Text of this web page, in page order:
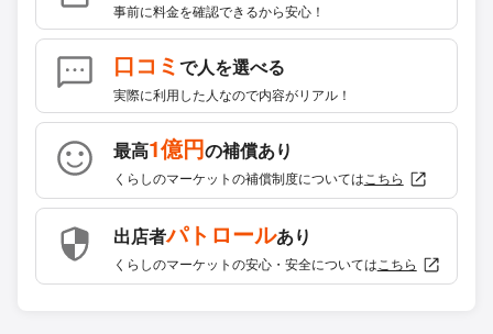
事前に料金を確認できるから安心！
口コミで人を選べる
実際に利用した人なので内容がリアル！
最高1億円の補償あり
くらしのマーケットの補償制度については こちら
出店者パトロールあり
くらしのマーケットの安心・安全については こちら